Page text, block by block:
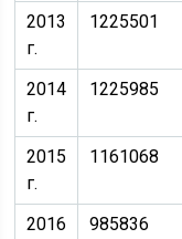
2013
г.
1225501
2014
г.
1225985
2015
г.
1161068
2016
985836